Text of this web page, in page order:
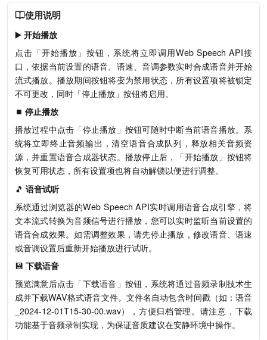
使用说明
▶️ 开始播放
点击「开始播放」按钮，系统将立即调用Web Speech API接
口，依据当前设置的语音、语速、音调参数实时合成语音并开始
流式播放。播放期间按钮将变为禁用状态，所有设置项将被锁定
不可更改，同时「停止播放」按钮将启用。
⏹️ 停止播放
播放过程中点击「停止播放」按钮可随时中断当前语音播放。系
统将立即终止音频输出，清空语音合成队列，释放相关音频资
源，并重置语音合成器状态。播放停止后，「开始播放」按钮将
恢复可用状态，所有设置项也将自动解锁以便进行调整。
🎵 语音试听
系统通过浏览器的Web Speech API实时调用语音合成引擎，将
文本流式转换为音频信号进行播放，您可以实时监听当前设置的
语音合成效果。如需调整效果，请先停止播放，修改语音、语速
或音调设置后重新开始播放进行试听。
💾 下载语音
预览满意后点击「下载语音」按钮，系统将通过音频录制技术生
成并下载WAV格式语音文件。文件名自动包含时间戳（如：语音
_2024-12-01T15-30-00.wav），方便归档管理。请注意，下载
功能基于音频录制实现，为保证音质建议在安静环境中操作。